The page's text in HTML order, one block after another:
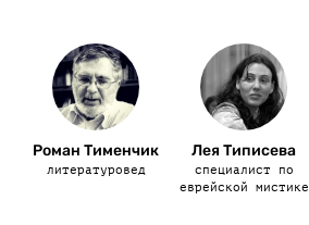
Роман Тименчик
литературовед
Лея Типисева
специалист по
еврейской мистике